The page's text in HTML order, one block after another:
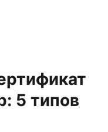
5 типов